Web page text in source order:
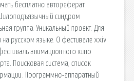
бесплатно автореферат
синдром
группа. Уникальный проект. Для
на русском языке. О фестивале xxiv
анимационного кино
Поисковая сиcтема, список
Программно-аппаратный